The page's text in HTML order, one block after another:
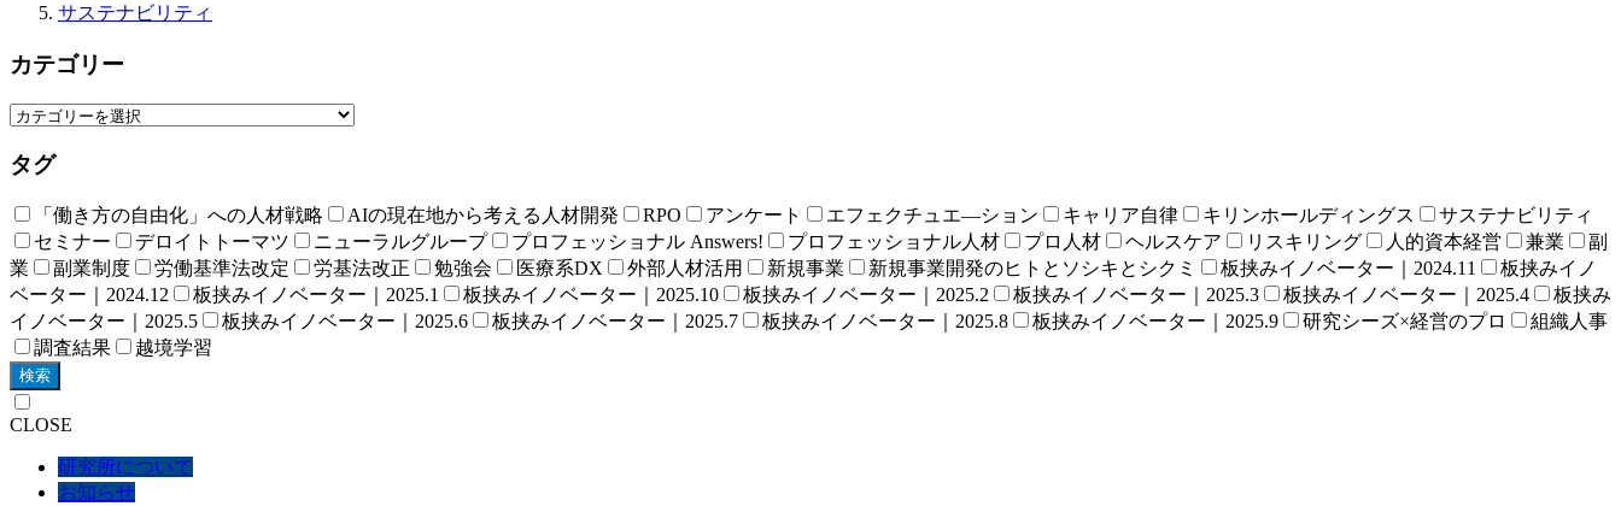
サステナビリティ
カテゴリー
タグ
「働き方の自由化」への人材戦略 AIの現在地から考える人材開発 RPO アンケート エフェクチュエ―ション キャリア自律 キリンホールディングス
サステナビリティ
セミナー
デロイトトーマツ ニューラルグループ プロフェッショナル Answers! プロフェッショナル人材 プロ人材 ヘルスケア リスキリング 人的資本経営 兼業
副
業
副業制度 労働基準法改定 労基法改正 勉強会 医療系DX 外部人材活用 新規事業 新規事業開発のヒトとソシキとシクミ 板挟みイノベーター｜2024.11
板挟みイノ
ベーター｜2024.12
板挟みイノベーター｜2025.1 板挟みイノベーター｜2025.10 板挟みイノベーター｜2025.2 板挟みイノベーター｜2025.3 板挟みイノベーター｜2025.4
板挟み
イノベーター｜2025.5
板挟みイノベーター｜2025.6 板挟みイノベーター｜2025.7 板挟みイノベーター｜2025.8 板挟みイノベーター｜2025.9 研究シーズ×経営のプロ
組織人事
調査結果
越境学習
検索
CLOSE
研究所について
お知らせ